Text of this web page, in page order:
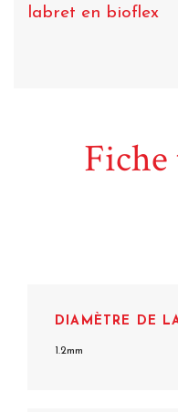
labret en bioflex
DIAMÈTRE DE
1.2mm